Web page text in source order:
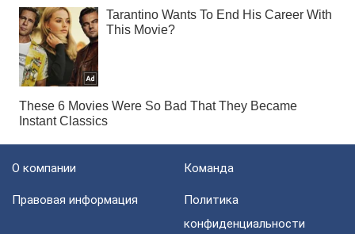
О компании Команда
Правовая информация
Политика
конфиденциальности